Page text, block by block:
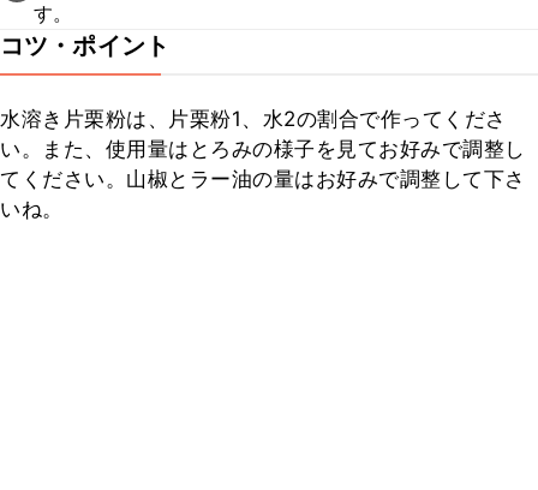
す。
コツ・ポイント
水溶き片栗粉は、片栗粉1、水2の割合で作ってくださ
い。また、使用量はとろみの様子を見てお好みで調整し
てください。山椒とラー油の量はお好みで調整して下さ
いね。